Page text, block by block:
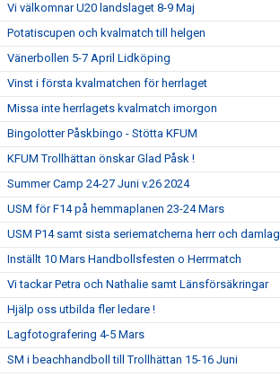
Vi välkomnar U20 landslaget 8-9 Maj
Potatiscupen och kvalmatch till helgen
Vänerbollen 5-7 April Lidköping
Vinst i första kvalmatchen för herrlaget
Missa inte herrlagets kvalmatch imorgon
Bingolotter Påskbingo - Stötta KFUM
KFUM Trollhättan önskar Glad Påsk !
Summer Camp 24-27 Juni v.26 2024
USM för F14 på hemmaplanen 23-24 Mars
USM P14 samt sista seriematcherna herr och damlag
Inställt 10 Mars Handbollsfesten o Herrmatch
Vi tackar Petra och Nathalie samt Länsförsäkringar
Hjälp oss utbilda fler ledare !
Lagfotografering 4-5 Mars
SM i beachhandboll till Trollhättan 15-16 Juni